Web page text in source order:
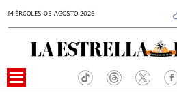
MIÉRCOLES 05 AGOSTO 2026